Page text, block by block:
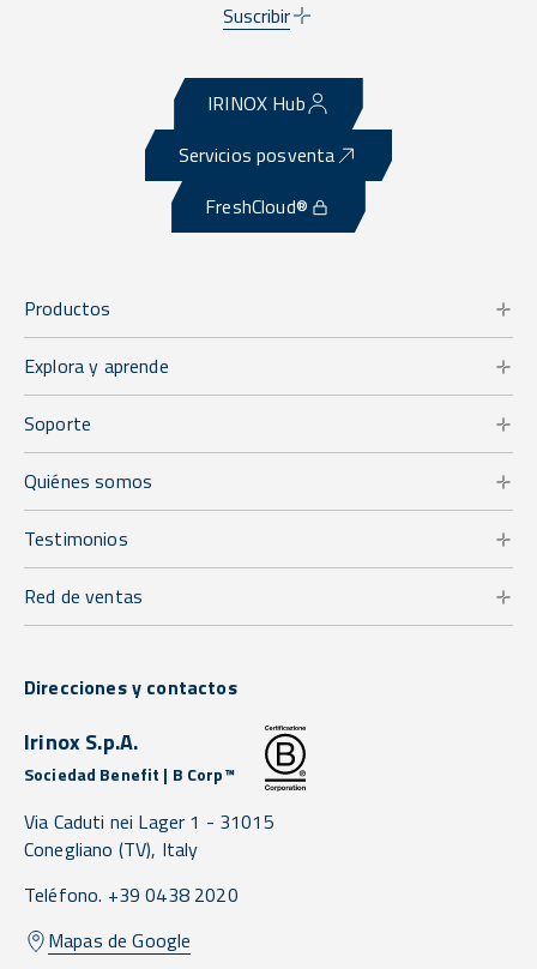
Suscribir
IRINOX Hub
Servicios posventa
FreshCloud®
Productos
Explora y aprende
Soporte
Quiénes somos
Testimonios
Red de ventas
Direcciones y contactos
Irinox S.p.A.
Sociedad Benefit | B Corp™
Via Caduti nei Lager 1 - 31015
Conegliano (TV), Italy
Teléfono. +39 0438 2020
Mapas de Google